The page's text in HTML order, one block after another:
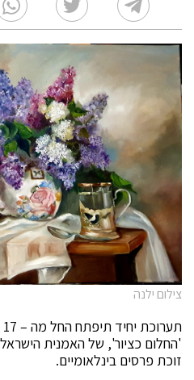
צילום ילנה
'החלום כציור', של האמנית
זוכת פרסים בינלאומיים.